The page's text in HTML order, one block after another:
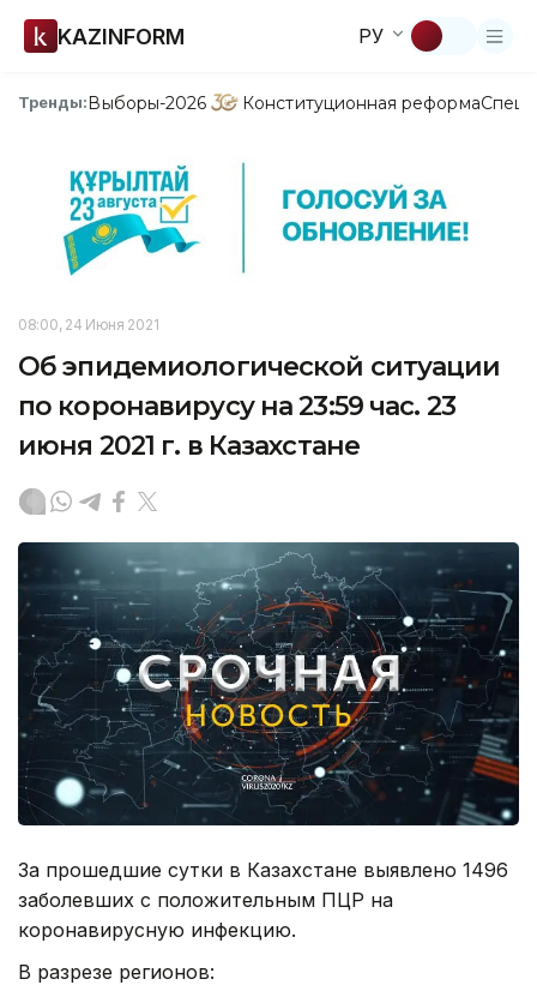
KAZINFORM РУ
Тренды:Выборы-2026 Конституционная реформа
08:00, 24 Июня 2021
Об эпидемиологической ситуации
по коронавирусу на 23:59 час. 23
июня 2021 г. в Казахстане
За прошедшие сутки в Казахстане выявлено 1496
заболевших с положительным ПЦР на
коронавирусную инфекцию.
В разрезе регионов: